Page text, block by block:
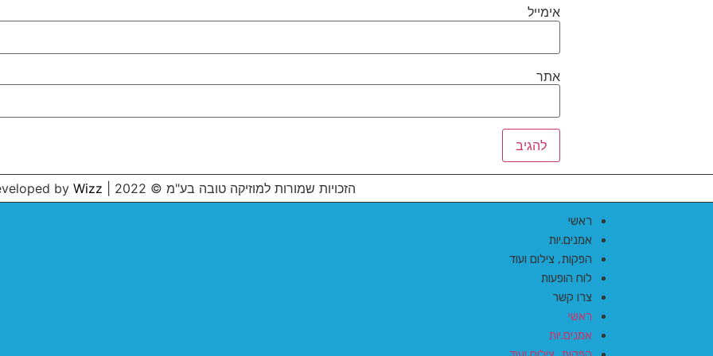
אימייל
אתר
הזכויות שמורות למוזיקה טובה בע"מ © 2022 | Developed by Wizz
ראשי
אמנים.יות
הפקות, צילום ועוד
לוח הופעות
צרו קשר
ראשי
אמנים.יות